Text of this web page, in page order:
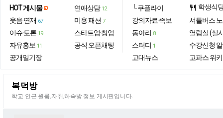
HOT 게시물
웃음·연재 67
이슈·토론 19
자유홍보 11
공개일기장
연애상담 12
미용·패션 7
스타트업·창업
공식 오픈채팅
└ 쿠플라이
강의자료·족보
동아리 8
스터디 1
고대뉴스
restaurant 학생식
셔틀버스
열람실 (실
수강신청
고파스 위키
복덕방
학교 인근 원룸,자취,하숙방 정보 게시판입니다.